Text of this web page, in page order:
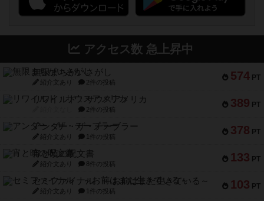
アクセス数 急上昇中
574 PT
無限まちがいさがし
紹介文あり 2件の投稿
389 PT
リワイルド：サウスアメリカ
2件の投稿
378 PT
アンダー・ザ・テーブラー
紹介文あり 1件の投稿
133 PT
宵と暁の呪文書
紹介文あり 8件の投稿
103 PT
セミファイナル ～お前はまだ生きている～
紹介文あり 1件の投稿